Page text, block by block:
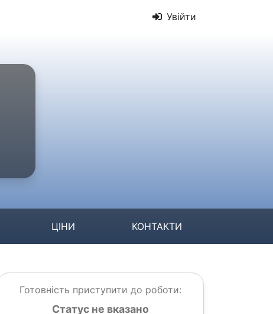
Увійти
ЦІНИ КОНТАКТИ
Готовність приступити до роботи:
Статус не вказано